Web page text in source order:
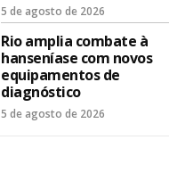
5 de agosto de 2026
Rio amplia combate à
hanseníase com novos
equipamentos de
diagnóstico
5 de agosto de 2026